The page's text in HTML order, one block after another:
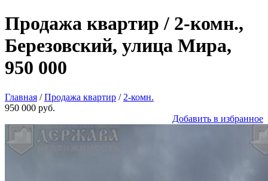
Продажа квартир / 2-комн.,
Березовский, улица Мира,
950 000
Главная /Продажа квартир / 2-комн.
950 000 руб.
Добавить в избранное